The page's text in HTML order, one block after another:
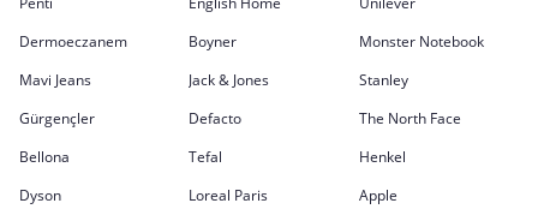
Dermoeczanem
Boyner
Monster Notebook
Mavi Jeans
Jack & Jones
Stanley
Gürgençler
Defacto
The North Face
Bellona
Tefal
Henkel
Dyson
Loreal Paris
Apple